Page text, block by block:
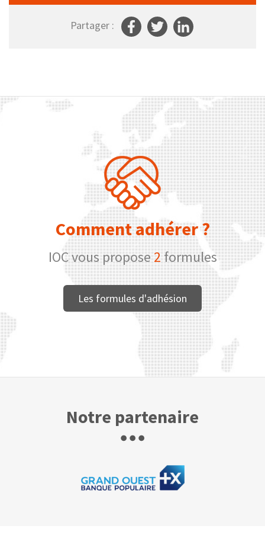
Partager :
Comment adhérer ?
IOC vous propose 2 formules
Les formules d'adhésion
Notre partenaire